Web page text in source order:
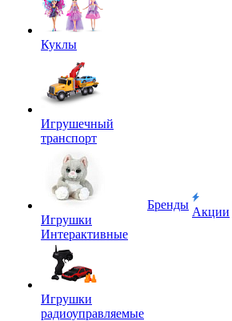
Куклы
Игрушечный
транспорт
Игрушки
Интерактивные
Игрушки
радиоуправляемые
Бренды
Акции